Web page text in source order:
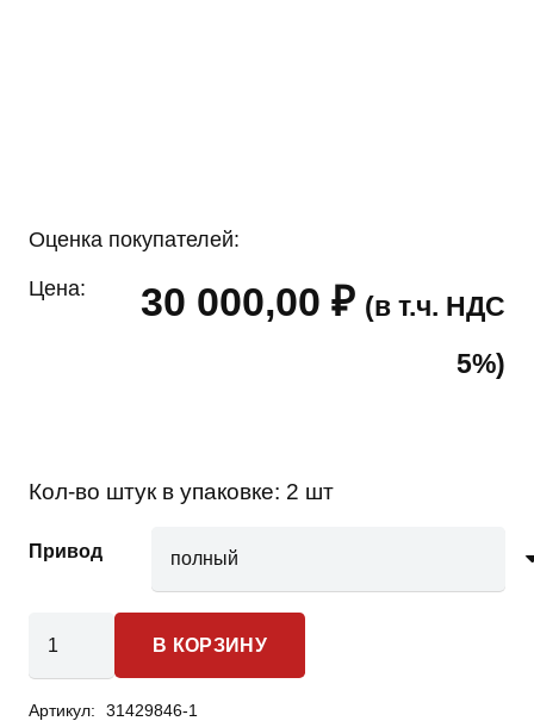
Оценка покупателей:
Цена: 30 000,00 ₽ (в т.ч. НДС
5%)
Кол-во штук в упаковке: 2 шт
Привод
товара
В КОРЗИНУ
Артикул:
31429846-1